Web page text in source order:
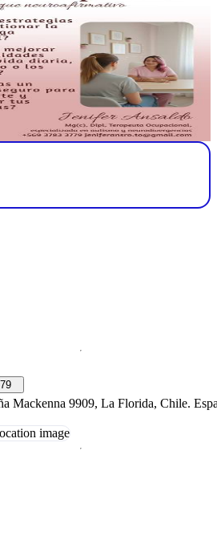
Mackenna 9909, La Florida, Chile.